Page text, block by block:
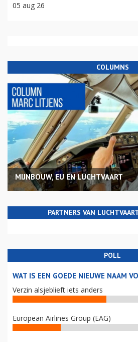
05 aug 26
COLUMNS
MIJNBOUW, EU EN LUCHTVAART
PARTNERS VAN
POLL
WAT IS EEN GOEDE NIEUWE NAAM
Verzin alsjeblieft iets anders
European Airlines Group (EAG)